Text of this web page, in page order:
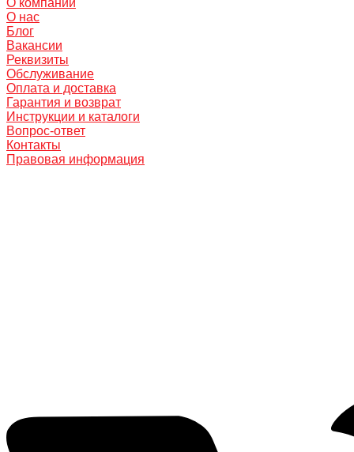
О нас
Блог
Вакансии
Реквизиты
Обслуживание
Оплата и доставка
Гарантия и возврат
Инструкции и каталоги
Вопрос-ответ
Контакты
Правовая информация